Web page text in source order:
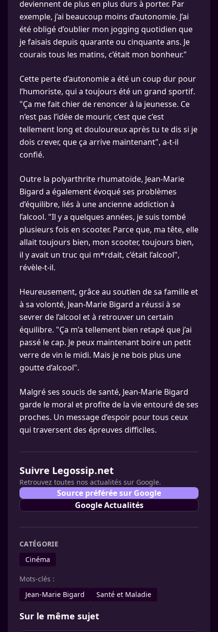
deviennent de plus en plus durs à porter. Par
exemple, j’ai beaucoup moins d’autonomie. J’ai
été obligé d’oublier mon jogging quotidien que
je faisais depuis quarante ou cinquante ans. Je
courais tous les matins, c’était mon bonheur."
Cette perte d’autonomie a été un coup dur pour
l’humoriste, qui a toujours été un grand sportif.
"Ça me fait chier de renoncer à la jeunesse. Ce
n’est pas l’idée de mourir, c’est que c’est
tellement long et douloureux après tu te dis si je
dois crever, que ça arrive maintenant", a-t-il
confié.
Outre la polyarthrite rhumatoïde, Jean-Marie
Bigard a également évoqué ses problèmes
d’équilibre, liés à une ancienne addiction à
l’alcool. "Il y a quelques années, je suis tombé
plusieurs fois en scooter. Parce que, ma tête, elle
allait toujours bien, mon scooter, toujours bien,
il y avait un truc qui m*rdait, c’était l’alcool",
révèle-t-il.
Heureusement, grâce au soutien de sa famille et
à sa volonté, Jean-Marie Bigard a réussi à se
sevrer de l’alcool et à retrouver un certain
équilibre. "Ça m’a tellement bien retapé que j’ai
passé le cap. Je peux maintenant boire un petit
verre de vin le midi. Mais je ne bois plus une
goutte d’alcool".
Malgré ses soucis de santé, Jean-Marie Bigard
garde le moral et profite de la vie entouré de ses
proches. Un message d’espoir pour tous ceux
qui traversent des épreuves difficiles.
Suivre Legossip.net
Retrouvez toutes nos actualités sur Google.
Source préférée sur Google
Google Actualités
CATÉGORIE
Cinéma
Mots-clés :
Jean-Marie Bigard
Santé et Maladie
Sur le même sujet